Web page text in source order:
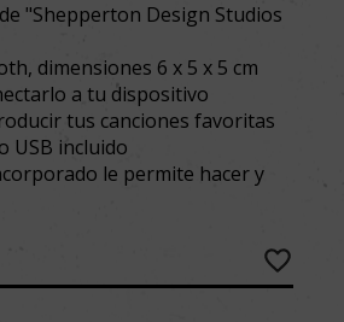
"Shepperton Design Studios
dimensiones 6 x 5 x 5 cm
a tu dispositivo
tus canciones favoritas
USB incluido
le permite hacer y